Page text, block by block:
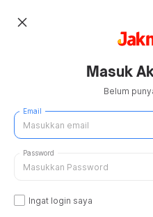
close
Masuk
Belum
Email
Password
Ingat login saya